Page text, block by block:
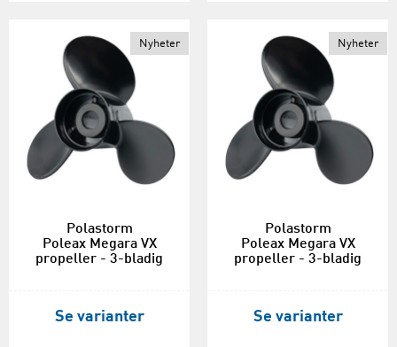
Nyheter
Polastorm
Poleax Megara VX
propeller - 3-bladig
Se varianter
Nyheter
Polastorm
Poleax Megara VX
propeller - 3-bladig
Se varianter